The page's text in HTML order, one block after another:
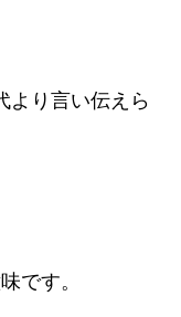
より言い伝えら
です。